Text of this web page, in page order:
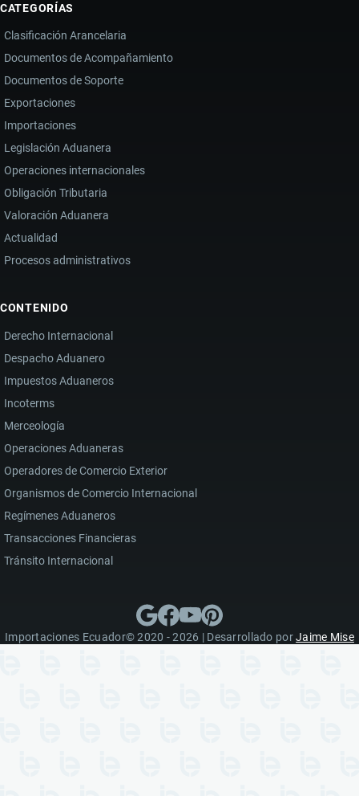
CATEGORÍAS
Clasificación Arancelaria
Documentos de Acompañamiento
Documentos de Soporte
Exportaciones
Importaciones
Legislación Aduanera
Operaciones internacionales
Obligación Tributaria
Valoración Aduanera
Actualidad
Procesos administrativos
CONTENIDO
Derecho Internacional
Despacho Aduanero
Impuestos Aduaneros
Incoterms
Merceología
Operaciones Aduaneras
Operadores de Comercio Exterior
Organismos de Comercio Internacional
Regímenes Aduaneros
Transacciones Financieras
Tránsito Internacional
Importaciones Ecuador© 2020 - 2026 | Desarrollado porJaime Mise